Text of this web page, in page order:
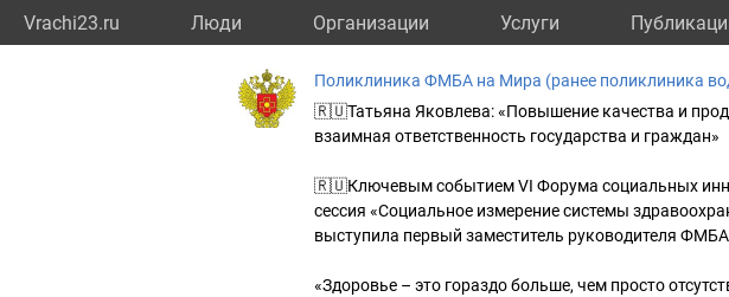
Vrachi23.ru Люди Организации Услуги
Поликлиника ФМБА на Мира (ранее поликлиника
🇷🇺Татьяна Яковлева: «Повышение качества и
взаимная ответственность государства и граждан»
🇷🇺Ключевым событием VI Форума социальных
сессия «Социальное измерение системы
выступила первый заместитель руководителя
«Здоровье – это гораздо больше, чем просто